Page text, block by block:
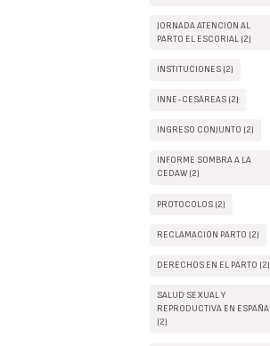
JORNADA ATENCIÓN AL
PARTO EL ESCORIAL (2)
INSTITUCIONES (2)
INNE-CESÁREAS (2)
INGRESO CONJUNTO (2)
INFORME SOMBRA A LA
CEDAW (2)
PROTOCOLOS (2)
RECLAMACIÓN PARTO (2)
DERECHOS EN EL PARTO (2)
SALUD SEXUAL Y
REPRODUCTIVA EN ESPAÑA
(2)